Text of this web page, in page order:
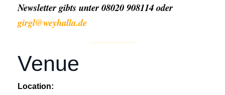
Newsletter gibts unter 08020 908114 oder
girgl@weyhalla.de
Venue
Location: